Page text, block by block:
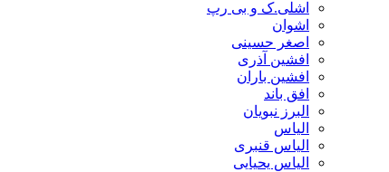
اشلی.ک و بی رپ
اشوان
اصغر حسینی
افشین آذری
افشین باران
افق باند
البرز نبویان
الیاس
الیاس قنبرى
الیاس یحیایی